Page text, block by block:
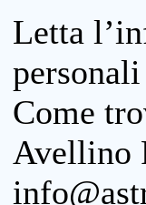
Letta
Come
Avellino